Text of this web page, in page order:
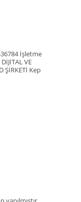
İşletme
VE
ŞİRKETİ Kep